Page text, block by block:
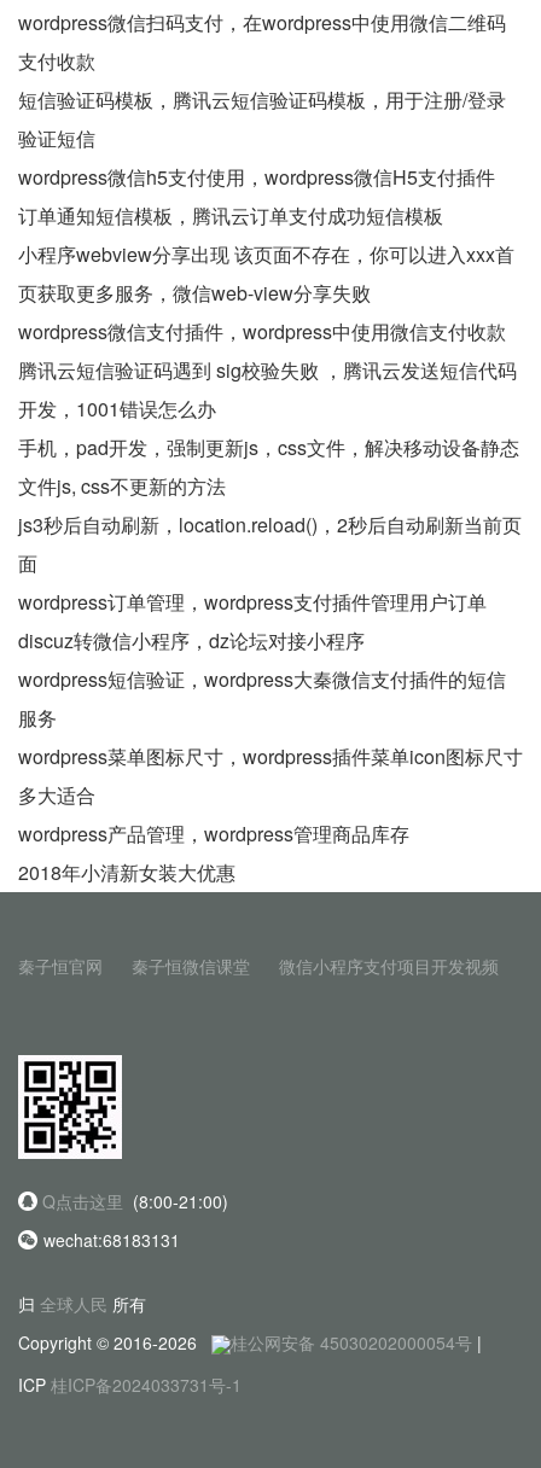
wordpress微信扫码支付，在wordpress中使用微信二维码
支付收款
短信验证码模板，腾讯云短信验证码模板，用于注册/登录
验证短信
wordpress微信h5支付使用，wordpress微信H5支付插件
订单通知短信模板，腾讯云订单支付成功短信模板
小程序webview分享出现 该页面不存在，你可以进入xxx首
页获取更多服务，微信web-view分享失败
wordpress微信支付插件，wordpress中使用微信支付收款
腾讯云短信验证码遇到 sig校验失败 ，腾讯云发送短信代码
开发，1001错误怎么办
手机，pad开发，强制更新js，css文件，解决移动设备静态
文件js, css不更新的方法
js3秒后自动刷新，location.reload()，2秒后自动刷新当前页
面
wordpress订单管理，wordpress支付插件管理用户订单
discuz转微信小程序，dz论坛对接小程序
wordpress短信验证，wordpress大秦微信支付插件的短信
服务
wordpress菜单图标尺寸，wordpress插件菜单icon图标尺寸
多大适合
wordpress产品管理，wordpress管理商品库存
2018年小清新女装大优惠
秦子恒官网 秦子恒微信课堂 微信小程序支付项目开发视频
Q点击这里 (8:00-21:00)
wechat:68183131
归 全球人民 所有
Copyright © 2016-2026
桂公网安备 45030202000054号 |
ICP 桂ICP备2024033731号-1